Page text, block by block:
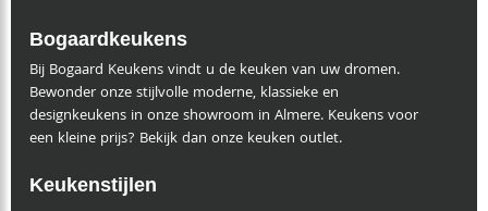
Bogaardkeukens
Bij Bogaard Keukens vindt u de keuken van uw dromen.
Bewonder onze stijlvolle moderne, klassieke en
designkeukens in onze showroom in Almere. Keukens voor
een kleine prijs? Bekijk dan onze keuken outlet.
Keukenstijlen